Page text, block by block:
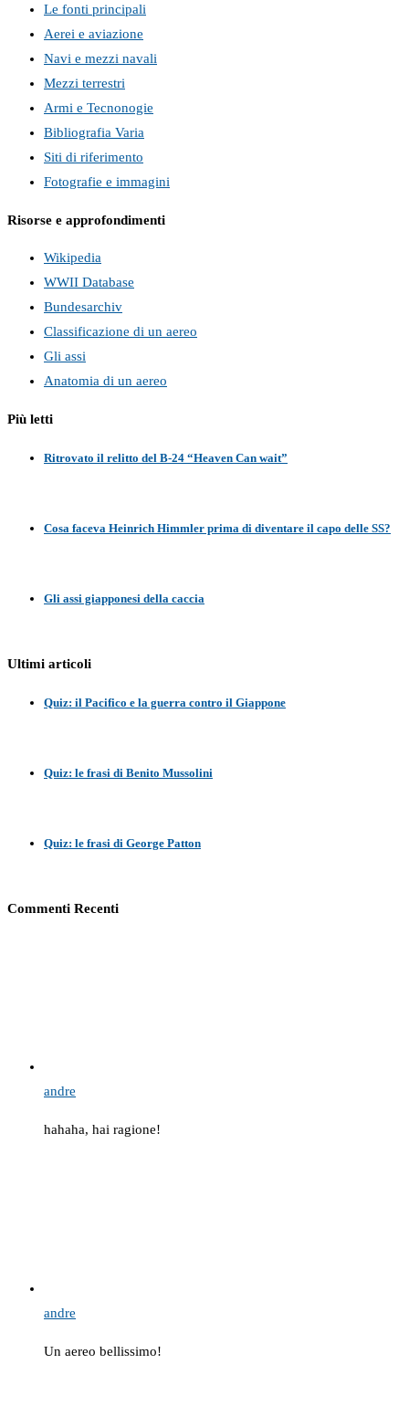
Le fonti principali
Aerei e aviazione
Navi e mezzi navali
Mezzi terrestri
Armi e Tecnonogie
Bibliografia Varia
Siti di riferimento
Fotografie e immagini
Risorse e approfondimenti
Wikipedia
WWII Database
Bundesarchiv
Classificazione di un aereo
Gli assi
Anatomia di un aereo
Più letti
Ritrovato il relitto del B-24 “Heaven Can wait”
Cosa faceva Heinrich Himmler prima di diventare il capo delle SS?
Gli assi giapponesi della caccia
Ultimi articoli
Quiz: il Pacifico e la guerra contro il Giappone
Quiz: le frasi di Benito Mussolini
Quiz: le frasi di George Patton
Commenti Recenti
andre
hahaha, hai ragione!
andre
Un aereo bellissimo!